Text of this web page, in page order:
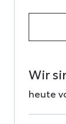
Wir
heute